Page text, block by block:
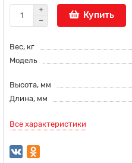
Купить
Вес, кг
Модель
Высота, мм
Длина, мм
Все характеристики